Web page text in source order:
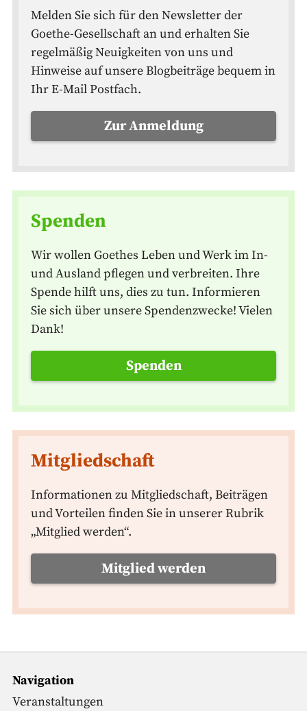
Melden Sie sich für den Newsletter der
Goethe-Gesellschaft an und erhalten Sie
regelmäßig Neuigkeiten von uns und
Hinweise auf unsere Blogbeiträge bequem in
Ihr E-Mail Postfach.
Zur Anmeldung
Spenden
Wir wollen Goethes Leben und Werk im In-
und Ausland pflegen und verbreiten. Ihre
Spende hilft uns, dies zu tun. Informieren
Sie sich über unsere Spendenzwecke! Vielen
Dank!
Spenden
Mitgliedschaft
Informationen zu Mitgliedschaft, Beiträgen
und Vorteilen finden Sie in unserer Rubrik
„Mitglied werden“.
Mitglied werden
Navigation
Veranstaltungen